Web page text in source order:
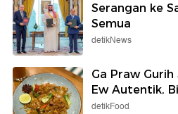
Serangan ke
Semua
detikNews
Ga Praw
Ew Autentik,
detikFood